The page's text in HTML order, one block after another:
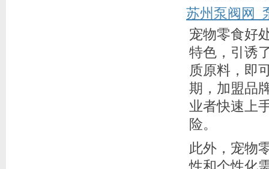
苏州泵阀网_
宠物零食好
特色，引诱
质原料，即
期，加盟品
业者快速上
险。
此外，宠物